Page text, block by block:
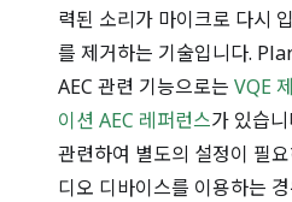
력된 소리가 마이크로 다시
를 제거하는 기술입니다.
AEC 관련 기능으로는 VQE
이션 AEC 레퍼런스가 있습
관련하여 별도의 설정이 필
디오 디바이스를 이용하는